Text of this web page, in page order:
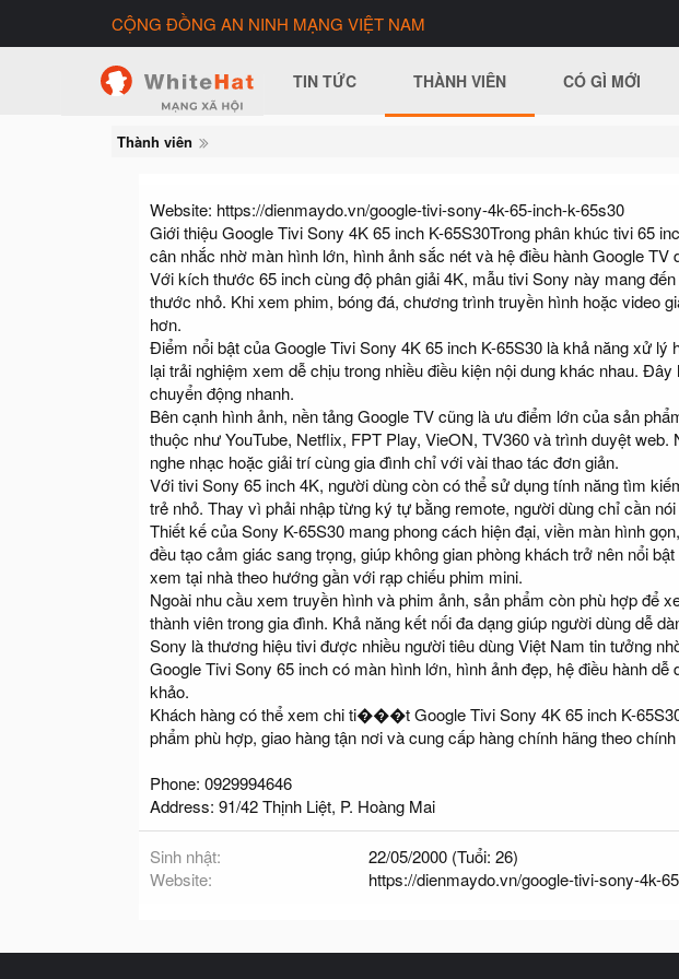
CỘNG ĐỒNG AN NINH MẠNG VIỆT NAM
TIN TỨC THÀNH VIÊN CÓ GÌ MỚI
Thành viên
Website: https://dienmaydo.vn/google-tivi-sony-4k-65-inch-k-65s30
Giới thiệu Google Tivi Sony 4K 65 inch K-65S30Trong phân khúc tivi 65
cân nhắc nhờ màn hình lớn, hình ảnh sắc nét và hệ điều hành Google TV
Với kích thước 65 inch cùng độ phân giải 4K, mẫu tivi Sony này mang
thước nhỏ. Khi xem phim, bóng đá, chương trình truyền hình hoặc video
hơn.
Điểm nổi bật của Google Tivi Sony 4K 65 inch K-65S30 là khả năng xử
lại trải nghiệm xem dễ chịu trong nhiều điều kiện nội dung khác nhau.
chuyển động nhanh.
Bên cạnh hình ảnh, nền tảng Google TV cũng là ưu điểm lớn của sản
thuộc như YouTube, Netflix, FPT Play, VieON, TV360 và trình duyệt
nghe nhạc hoặc giải trí cùng gia đình chỉ với vài thao tác đơn giản.
Với tivi Sony 65 inch 4K, người dùng còn có thể sử dụng tính năng tìm
trẻ nhỏ. Thay vì phải nhập từng ký tự bằng remote, người dùng chỉ cần
Thiết kế của Sony K-65S30 mang phong cách hiện đại, viền màn hình
đều tạo cảm giác sang trọng, giúp không gian phòng khách trở nên nổi
xem tại nhà theo hướng gần với rạp chiếu phim mini.
Ngoài nhu cầu xem truyền hình và phim ảnh, sản phẩm còn phù hợp để
thành viên trong gia đình. Khả năng kết nối đa dạng giúp người dùng dễ
Sony là thương hiệu tivi được nhiều người tiêu dùng Việt Nam tin tưởng
Google Tivi Sony 65 inch có màn hình lớn, hình ảnh đẹp, hệ điều hành
khảo.
Khách hàng có thể xem chi ti���t Google Tivi Sony 4K 65 inch K-
phẩm phù hợp, giao hàng tận nơi và cung cấp hàng chính hãng theo
Phone: 0929994646
Address: 91/42 Thịnh Liệt, P. Hoàng Mai
Sinh nhật
22/05/2000 (Tuổi: 26)
Website
https://dienmaydo.vn/google-tivi-sony-4k-